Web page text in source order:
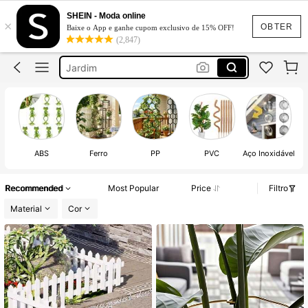
OBTER
×
SHEIN - Moda online
Baixe o App e ganhe cupom exclusivo de 15% OFF!
(2,847)
Tela Para Galinheiro
Suporte Para Plantas
Jardim
Tela Para Galinheiro
Suporte Para Plantas
ABS Ferro PP PVC Aço Inoxidável
Recommended Most Popular Price
Filtro
Material
Cor